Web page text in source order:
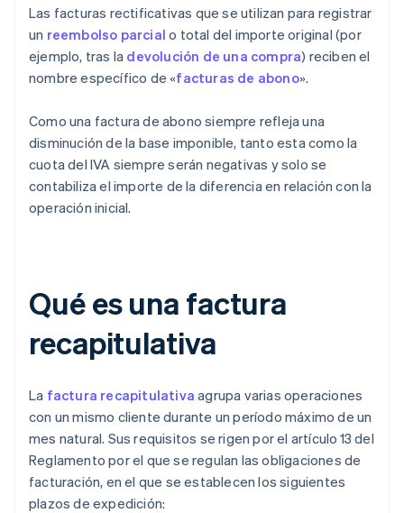
Las facturas rectificativas que se utilizan para registrar
un reembolso parcial o total del importe original (por
ejemplo, tras la devolución de una compra) reciben el
nombre específico de «facturas de abono».
Como una factura de abono siempre refleja una
disminución de la base imponible, tanto esta como la
cuota del IVA siempre serán negativas y solo se
contabiliza el importe de la diferencia en relación con la
operación inicial.
Qué es una factura
recapitulativa
La factura recapitulativa agrupa varias operaciones
con un mismo cliente durante un período máximo de un
mes natural. Sus requisitos se rigen por el artículo 13 del
Reglamento por el que se regulan las obligaciones de
facturación, en el que se establecen los siguientes
plazos de expedición: